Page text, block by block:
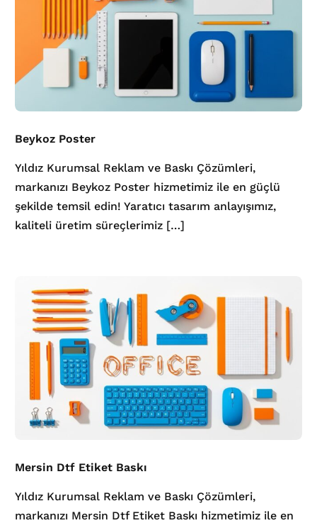
Beykoz Poster
Yıldız Kurumsal Reklam ve Baskı Çözümleri,
markanızı Beykoz Poster hizmetimiz ile en güçlü
şekilde temsil edin! Yaratıcı tasarım anlayışımız,
kaliteli üretim süreçlerimiz […]
Mersin Dtf Etiket Baskı
Yıldız Kurumsal Reklam ve Baskı Çözümleri,
markanızı Mersin Dtf Etiket Baskı hizmetimiz ile en